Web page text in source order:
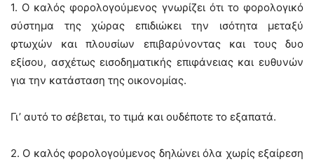
1. Ο καλός φορολογούμενος γνωρίζει ότι το φορολογικό
σύστημα της χώρας επιδιώκει την ισότητα μεταξύ
φτωχών και πλουσίων επιβαρύνοντας και τους δυο
εξίσου, ασχέτως εισοδηματικής επιφάνειας και ευθυνών
για την κατάσταση της οικονομίας.
Γι’ αυτό το σέβεται, το τιμά και ουδέποτε το εξαπατά.
2. Ο καλός φορολογούμενος δηλώνει όλα χωρίς εξαίρεση